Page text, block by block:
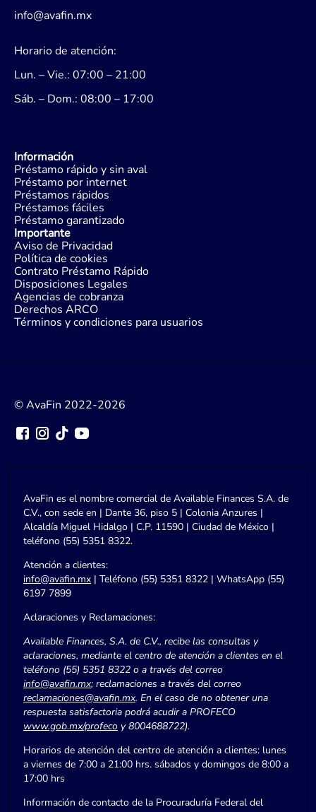
info@avafin.mx
Horario de atención:
Lun. – Vie.: 07:00 – 21:00
Sáb. – Dom.: 08:00 – 17:00
Información
Préstamo rápido y sin aval
Préstamo por internet
Préstamos rápidos
Préstamos fáciles
Préstamo garantizado
Importante
Aviso de Privacidad
Política de cookies
Contrato Préstamo Rápido
Disposiciones Legales
Agencias de cobranza
Derechos ARCO
Términos y condiciones para usuarios
© AvaFin 2022-2026
AvaFin es el nombre comercial de Available Finances S.A. de
C.V., con sede en | Dante 36, piso 5 | Colonia Anzures |
Alcaldía Miguel Hidalgo | C.P. 11590 | Ciudad de México |
teléfono (55) 5351 8322.
Atención a clientes:
info@avafin.mx | Teléfono (55) 5351 8322 | WhatsApp (55)
6197 7899
Aclaraciones y Reclamaciones:
Available Finances, S.A. de C.V., recibe las consultas y
aclaraciones, mediante el centro de atención a clientes en el
teléfono (55) 5351 8322 o a través del correo
info@avafin.mx; reclamaciones a través del correo
reclamaciones@avafin.mx. En el caso de no obtener una
respuesta satisfactoria podrá acudir a PROFECO
www.gob.mx/profeco y 8004688722).
Horarios de atención del centro de atención a clientes: lunes
a viernes de 7:00 a 21:00 hrs. sábados y domingos de 8:00 a
17:00 hrs
Información de contacto de la Procuraduría Federal del